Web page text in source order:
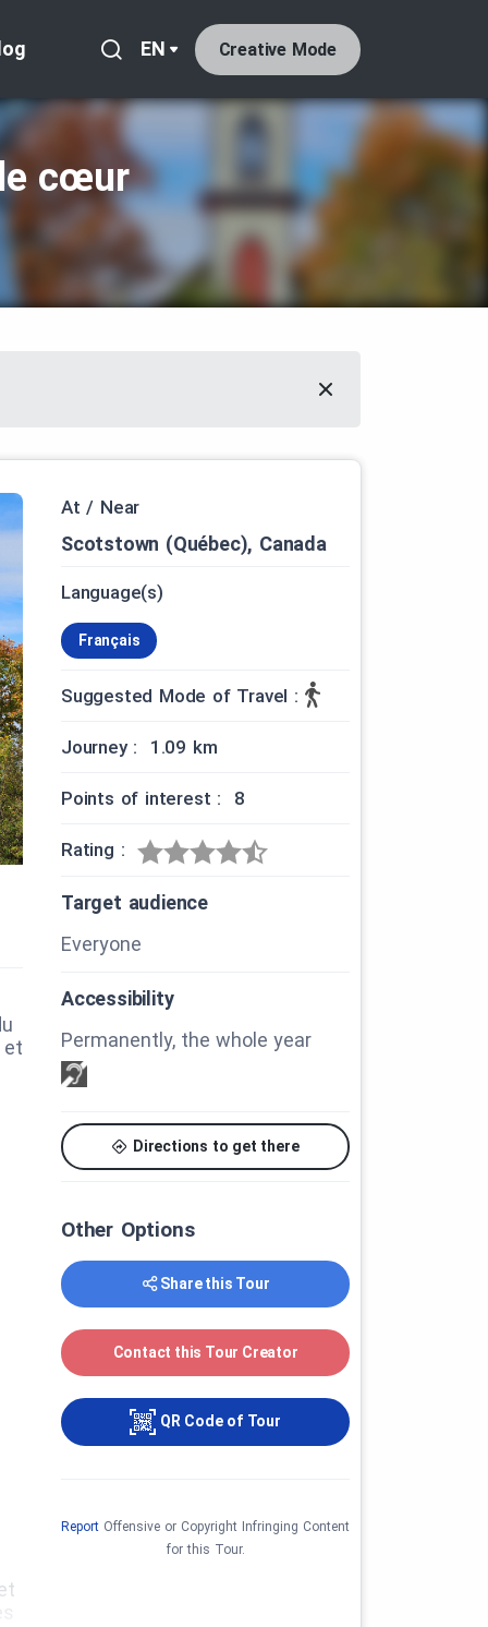
EN Creative Mode
le cœur
et
At / Near
Scotstown (Québec), Canada
Language(s)
Français
Suggested Mode of Travel :
Journey : 1.09 km
Points of interest : 8
Rating :
Target audience
Everyone
Accessibility
Permanently, the whole year
Directions to get there
Other Options
Share this Tour
Contact this Tour Creator
QR Code of Tour
Report Offensive or Copyright Infringing Content
for this Tour.